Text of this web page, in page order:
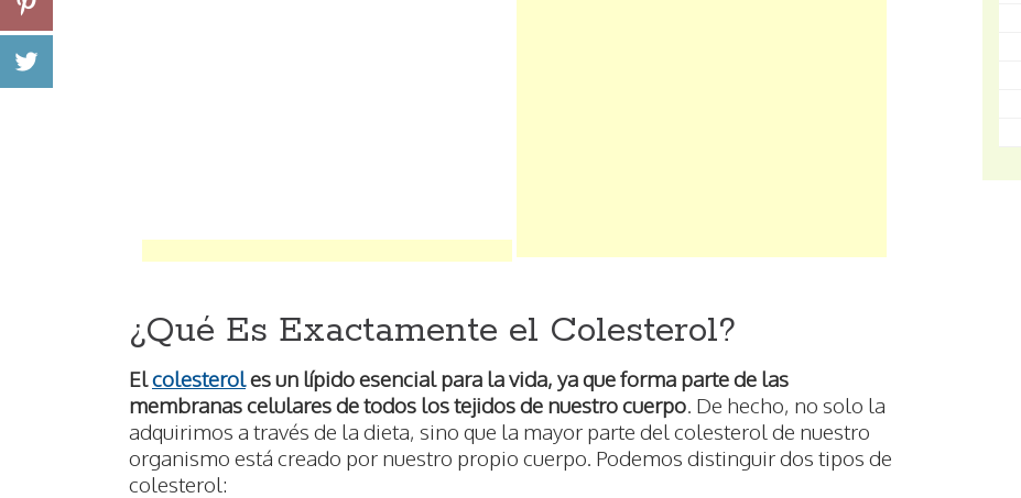
¿Qué Es Exactamente el Colesterol?
El colesterol es un lípido esencial para la vida, ya que forma parte de las
membranas celulares de todos los tejidos de nuestro cuerpo . De hecho, no solo la
adquirimos a través de la dieta, sino que la mayor parte del colesterol de nuestro
organismo está creado por nuestro propio cuerpo. Podemos distinguir dos tipos de
colesterol: